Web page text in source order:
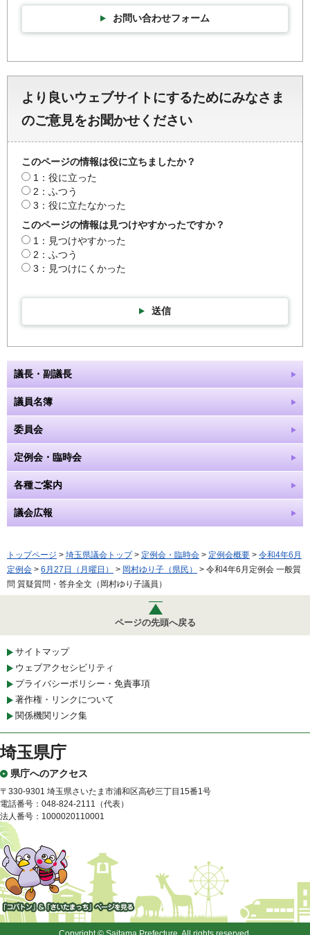
お問い合わせフォーム
より良いウェブサイトにするためにみなさま
のご意見をお聞かせください
このページの情報は役に立ちましたか？
1：役に立った
2：ふつう
3：役に立たなかった
このページの情報は見つけやすかったですか？
1：見つけやすかった
2：ふつう
3：見つけにくかった
送信
議長・副議長
議員名簿
委員会
定例会・臨時会
各種ご案内
議会広報
トップページ > 埼玉県議会トップ> 定例会・臨時会 > 定例会概要 > 令和4年6月
定例会 > 6月27日（月曜日） > 岡村ゆり子（県民）
> 令和4年6月定例会 一般質
問 質疑質問・答弁全文（岡村ゆり子議員）
ページの先頭へ戻る
サイトマップ
ウェブアクセシビリティ
プライバシーポリシー・免責事項
著作権・リンクについて
関係機関リンク集
埼玉県庁
県庁へのアクセス
〒330-9301 埼玉県さいたま市浦和区高砂三丁目15番1号
電話番号：048-824-2111（代表）
法人番号：1000020110001
「コバトン」&「さいたまっ